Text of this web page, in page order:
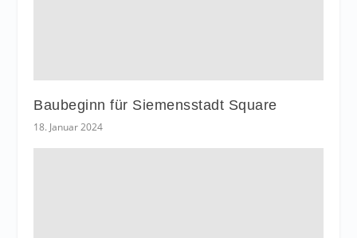
Baubeginn für Siemensstadt Square
18. Januar 2024